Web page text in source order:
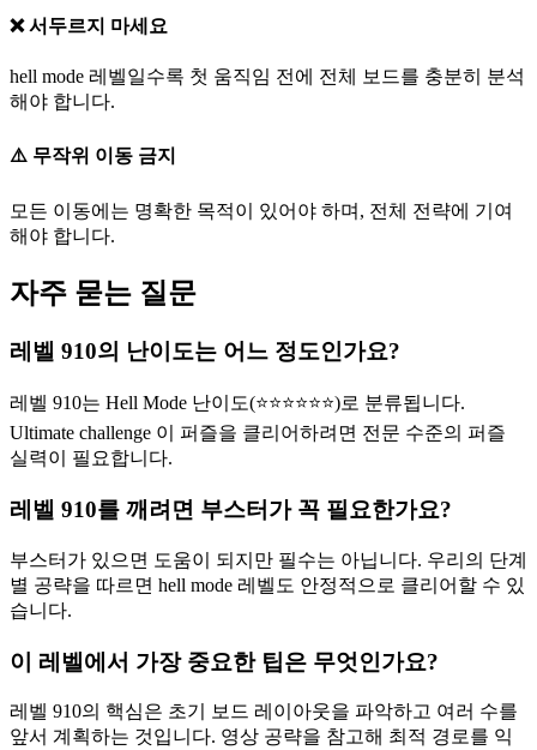
❌ 서두르지 마세요
hell mode 레벨일수록 첫 움직임 전에 전체 보드를 충분히 분석
해야 합니다.
⚠️ 무작위 이동 금지
모든 이동에는 명확한 목적이 있어야 하며, 전체 전략에 기여
해야 합니다.
자주 묻는 질문
레벨 910의 난이도는 어느 정도인가요?
레벨 910는 Hell Mode 난이도(⭐⭐⭐⭐⭐⭐)로 분류됩니다.
Ultimate challenge 이 퍼즐을 클리어하려면 전문 수준의 퍼즐
실력이 필요합니다.
레벨 910를 깨려면 부스터가 꼭 필요한가요?
부스터가 있으면 도움이 되지만 필수는 아닙니다. 우리의 단계
별 공략을 따르면 hell mode 레벨도 안정적으로 클리어할 수 있
습니다.
이 레벨에서 가장 중요한 팁은 무엇인가요?
레벨 910의 핵심은 초기 보드 레이아웃을 파악하고 여러 수를
앞서 계획하는 것입니다. 영상 공략을 참고해 최적 경로를 익